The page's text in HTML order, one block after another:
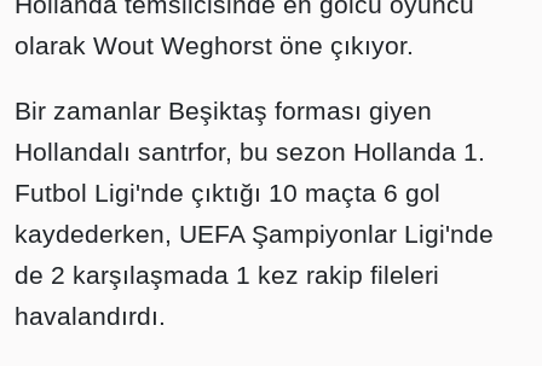
olarak Wout Weghorst öne çıkıyor.
Bir zamanlar Beşiktaş forması giyen
Hollandalı santrfor, bu sezon Hollanda 1.
Futbol Ligi'nde çıktığı 10 maçta 6 gol
kaydederken, UEFA Şampiyonlar Ligi'nde
de 2 karşılaşmada 1 kez rakip fileleri
havalandırdı.